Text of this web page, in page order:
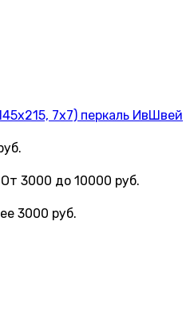
7х7) перкаль ИвШвей